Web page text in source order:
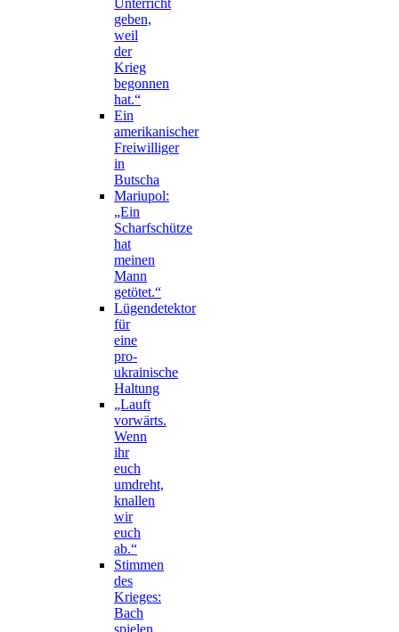
Unterricht
geben,
weil
der
Krieg
begonnen
hat.“
Ein
amerikanischer
Freiwilliger
in
Butscha
Mariupol:
„Ein
Scharfschütze
hat
meinen
Mann
getötet.“
Lügendetektor
für
eine
pro-
ukrainische
Haltung
„Lauft
vorwärts.
Wenn
ihr
euch
umdreht,
knallen
wir
euch
ab.“
Stimmen
des
Krieges:
Bach
spielen